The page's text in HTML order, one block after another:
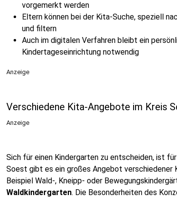
vorgemerkt werden
Eltern können bei der Kita-Suche, speziell
und filtern
Auch im digitalen Verfahren bleibt ein
Kindertageseinrichtung notwendig
Anzeige
Verschiedene Kita-Angebote im Kreis
Anzeige
Sich für einen Kindergarten zu entscheiden, ist
Soest gibt es ein großes Angebot verschiedener
Beispiel Wald-, Kneipp- oder
Waldkindergarten. Die Besonderheiten des